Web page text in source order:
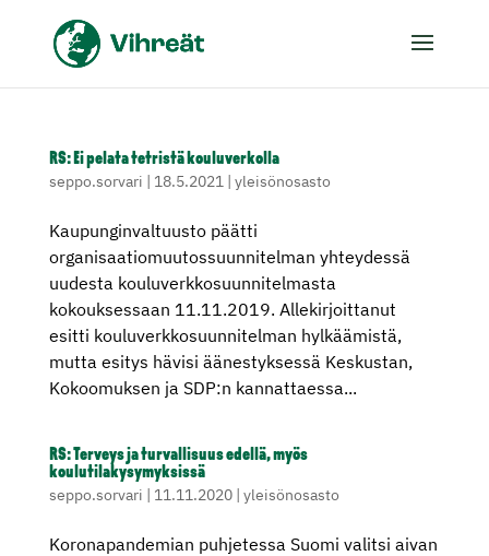
RS: Ei pelata tetristä kouluverkolla
seppo.sorvari | 18.5.2021| yleisönosasto
Kaupunginvaltuusto päätti
organisaatiomuutossuunnitelman yhteydessä
uudesta kouluverkkosuunnitelmasta
kokouksessaan 11.11.2019. Allekirjoittanut
esitti kouluverkkosuunnitelman hylkäämistä,
mutta esitys hävisi äänestyksessä Keskustan,
Kokoomuksen ja SDP:n kannattaessa...
RS: Terveys ja turvallisuus edellä, myös
koulutilakysymyksissä
seppo.sorvari | 11.11.2020| yleisönosasto
Koronapandemian puhjetessa Suomi valitsi aivan